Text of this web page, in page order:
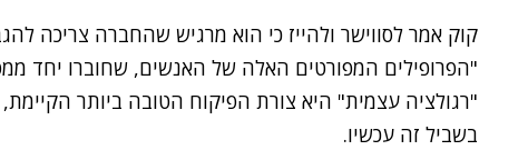
קוק אמר לסווישר ולהייז כי הוא מרגיש שהחברה צריכה
"הפרופילים המפורטים האלה של האנשים, שחוברו יחד
"רגולציה עצמית" היא צורת הפיקוח הטובה ביותר
בשביל זה עכשיו.